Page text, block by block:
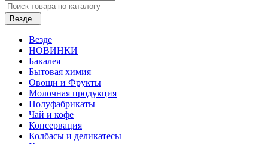
Везде
Везде
НОВИНКИ
Бакалея
Бытовая химия
Овощи и Фрукты
Молочная продукция
Полуфабрикаты
Чай и кофе
Консервация
Колбасы и деликатесы